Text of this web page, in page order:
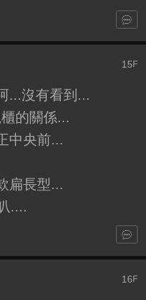
15F
...沒有看到...
的關係...
中央前...
扁長型...
....
16 F